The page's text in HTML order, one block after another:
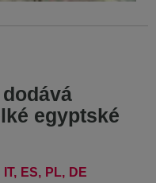
egyptské
IT ES PL DE